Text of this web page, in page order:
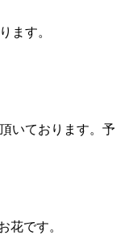
ます。
いております。予
花です。